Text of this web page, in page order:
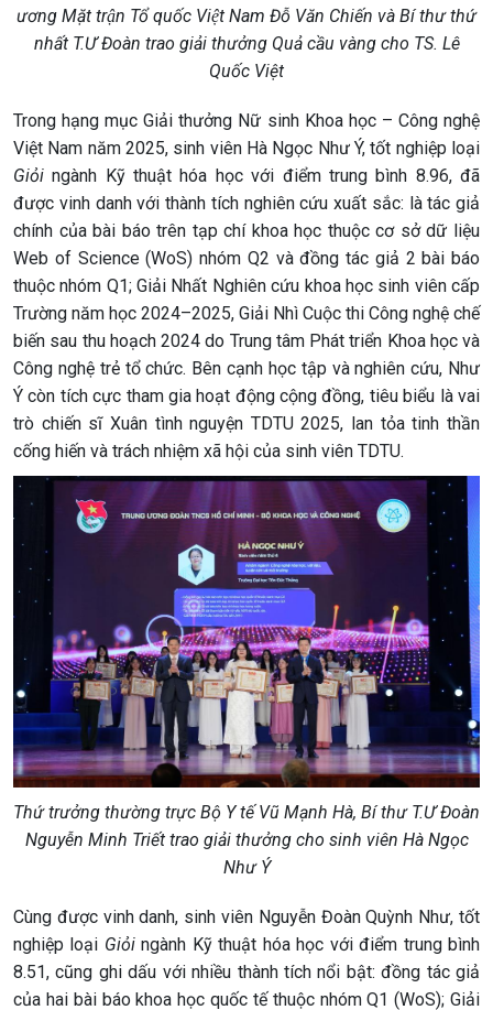
ương Mặt trận Tổ quốc Việt Nam Đỗ Văn Chiến và Bí thư thứ
nhất T.Ư Đoàn trao giải thưởng Quả cầu vàng cho TS. Lê
Quốc Việt
Trong hạng mục Giải thưởng Nữ sinh Khoa học – Công nghệ
Việt Nam năm 2025, sinh viên Hà Ngọc Như Ý, tốt nghiệp loại
Giỏi ngành Kỹ thuật hóa học với điểm trung bình 8.96, đã
được vinh danh với thành tích nghiên cứu xuất sắc: là tác giả
chính của bài báo trên tạp chí khoa học thuộc cơ sở dữ liệu
Web of Science (WoS) nhóm Q2 và đồng tác giả 2 bài báo
thuộc nhóm Q1; Giải Nhất Nghiên cứu khoa học sinh viên cấp
Trường năm học 2024–2025, Giải Nhì Cuộc thi Công nghệ chế
biến sau thu hoạch 2024 do Trung tâm Phát triển Khoa học và
Công nghệ trẻ tổ chức. Bên cạnh học tập và nghiên cứu, Như
Ý còn tích cực tham gia hoạt động cộng đồng, tiêu biểu là vai
trò chiến sĩ Xuân tình nguyện TDTU 2025, lan tỏa tinh thần
cống hiến và trách nhiệm xã hội của sinh viên TDTU.
Thứ trưởng thường trực Bộ Y tế Vũ Mạnh Hà, Bí thư T.Ư Đoàn
Nguyễn Minh Triết trao giải thưởng cho sinh viên Hà Ngọc
Như Ý
Cùng được vinh danh, sinh viên Nguyễn Đoàn Quỳnh Như, tốt
nghiệp loại Giỏingành Kỹ thuật hóa học với điểm trung bình
8.51, cũng ghi dấu với nhiều thành tích nổi bật: đồng tác giả
của hai bài báo khoa học quốc tế thuộc nhóm Q1 (WoS); Giải